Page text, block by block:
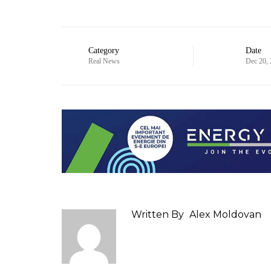
Category
Real News
Date
Dec 20,
Written By Alex Moldovan